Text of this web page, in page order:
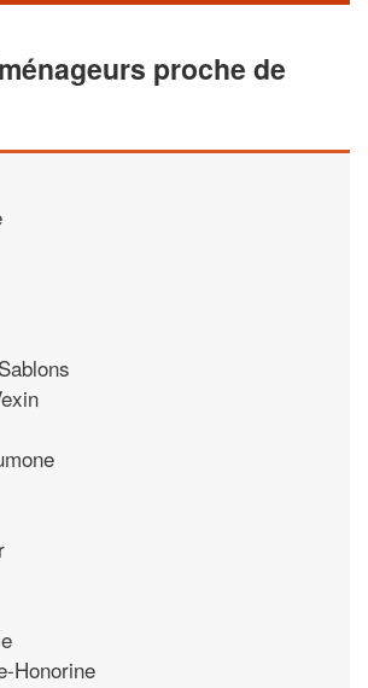
proche de
Honorine